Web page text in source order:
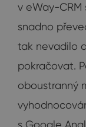
v eWay-
snadno
tak nevadilo
pokračovat.
oboustranný